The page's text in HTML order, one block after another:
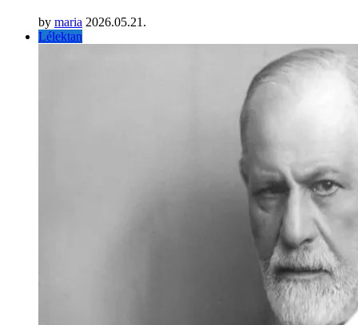
by maria 2026.05.21.
Lélektan